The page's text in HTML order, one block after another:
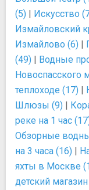
(5) | Искусство
Измайловский
Измайлово (6) |
(49) | Водные
Новоспасского
теплоходе (17) |
Шлюзы (9) |
реке на 1 час
Обзорные
на 3 часа (16) |
яхты в Москве
детский